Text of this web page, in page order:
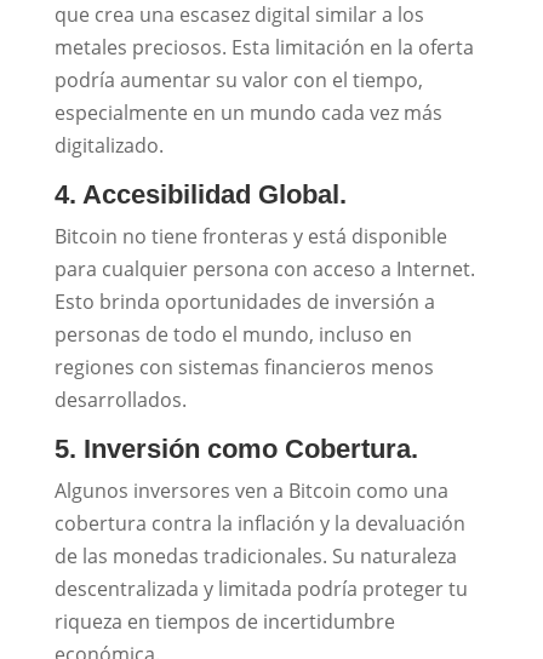
que crea una escasez digital similar a los
metales preciosos. Esta limitación en la oferta
podría aumentar su valor con el tiempo,
especialmente en un mundo cada vez más
digitalizado.
4. Accesibilidad Global.
Bitcoin no tiene fronteras y está disponible
para cualquier persona con acceso a Internet.
Esto brinda oportunidades de inversión a
personas de todo el mundo, incluso en
regiones con sistemas financieros menos
desarrollados.
5. Inversión como Cobertura.
Algunos inversores ven a Bitcoin como una
cobertura contra la inflación y la devaluación
de las monedas tradicionales. Su naturaleza
descentralizada y limitada podría proteger tu
riqueza en tiempos de incertidumbre